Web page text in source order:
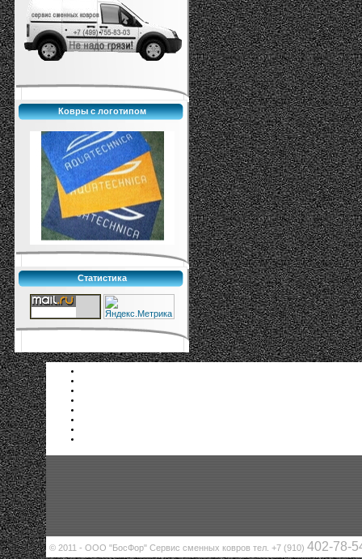
Ковры с логотипом
Статистика
© 2011 - ООО "БосФор" Сервис сменных ковров тел. +7 (910) 402-78-